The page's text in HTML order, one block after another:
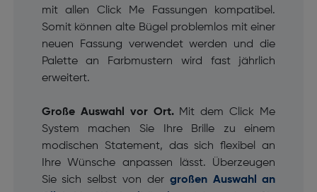
mit allen Click Me Fassungen kompatibel.
Somit können alte Bügel problemlos mit einer
neuen Fassung verwendet werden und die
Palette an Farbmustern wird fast jährlich
erweitert.
Große Auswahl vor Ort. Mit dem Click Me
System machen Sie Ihre Brille zu einem
modischen Statement, das sich flexibel an
Ihre Wünsche anpassen lässt. Überzeugen
Sie sich selbst von der großen Auswahl an